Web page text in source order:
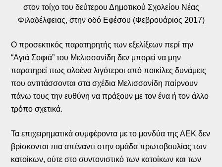
στον τοίχο του δεύτερου Δημοτικού Σχολείου Νέας
Φιλαδέλφειας, στην οδό Εφέσου (Φεβρουάριος 2017)
Ο προσεκτικός παρατηρητής των εξελίξεων περί την
“Αγιά Σοφιά” του Μελισσανίδη δεν μπορεί να μην
παρατηρεί πως ολοένα λιγότεροι από ποικίλες δυνάμεις
που αντιτάσσονται στα σχέδια Μελισσανίδη παίρνουν
πάνω τους την ευθύνη να πράξουν με τον ένα ή τον άλλο
τρόπο σχετικά.
Τα επιχειρηματικά συμφέροντα με το μανδύα της ΑΕΚ δεν
βρίσκονται πια απέναντι στην ομάδα πρωτοβουλίας των
κατοίκων, ούτε στο συντονιστικό των κατοίκων και των